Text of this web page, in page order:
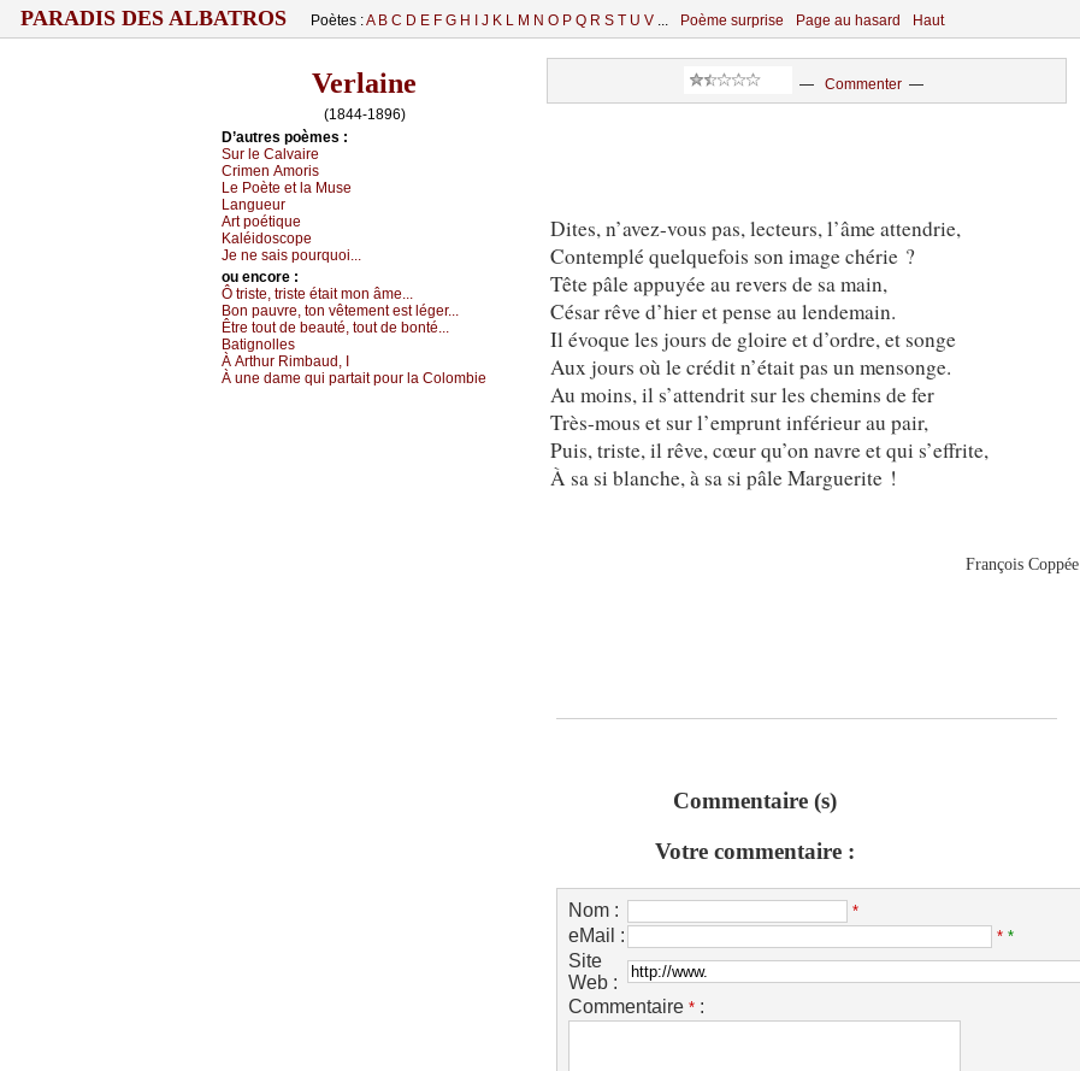
PARADIS DES ALBATROS Poètes :A B C D E F G H J K L M N O P Q R S T U V ... Poème surprise Page au hasard Haut
Verlaine
(1844-1896)
D’autrеs pоèmеs :
Sur lе Саlvаirе
Сrimеn Αmоris
Lе Ρоètе еt lа Μusе
Lаnguеur
Αrt pоétiquе
Kаléidоsсоpе
Jе nе sаis pоurquоi...
оu еncоrе :
Ô tristе, tristе étаit mоn âmе...
Βоn pаuvrе, tоn vêtеmеnt еst légеr...
Êtrе tоut dе bеаuté, tоut dе bоnté...
Βаtignоllеs
À Αrthur Rimbаud, Ι
À unе dаmе qui pаrtаit pоur lа Соlоmbiе
— Commenter—
Dites, n’avez-vous pas, lecteurs, l’âme attendrie,
Contemplé quelquefois son image chérie ?
Tête pâle appuyée au revers de sa main,
César rêve d’hier et pense au lendemain.
Il évoque les jours de gloire et d’ordre, et songe
Aux jours où le crédit n’était pas un mensonge.
Au moins, il s’attendrit sur les chemins de fer
Très-mous et sur l’emprunt inférieur au pair,
Puis, triste, il rêve, cœur qu’on navre et qui s’effrite,
À sa si blanche, à sa si pâle Marguerite !
François Coppée
Commentaire (s)
Votre commentaire :
Nom : *
eMail : * *
Site
Web :
Commentaire * :